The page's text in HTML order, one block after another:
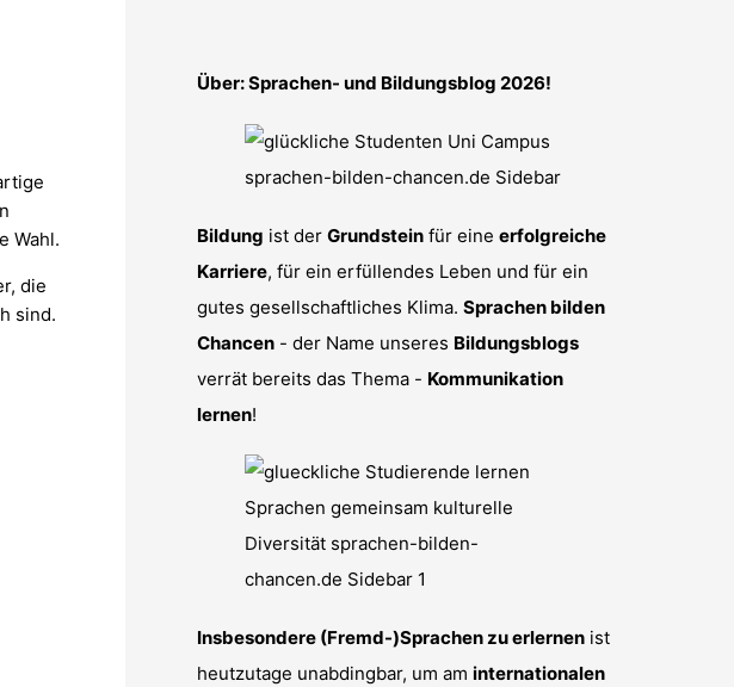
Wahl.
die
sind.
Über: Sprachen- und Bildungsblog 2026!
Bildung ist der Grundstein für eine erfolgreiche
Karriere, für ein erfüllendes Leben und für ein
gutes gesellschaftliches Klima. Sprachen bilden
Chancen - der Name unseres Bildungsblogs
verrät bereits das Thema - Kommunikation
lernen!
Insbesondere (Fremd-)Sprachen zu erlernen ist
heutzutage unabdingbar, um am internationalen